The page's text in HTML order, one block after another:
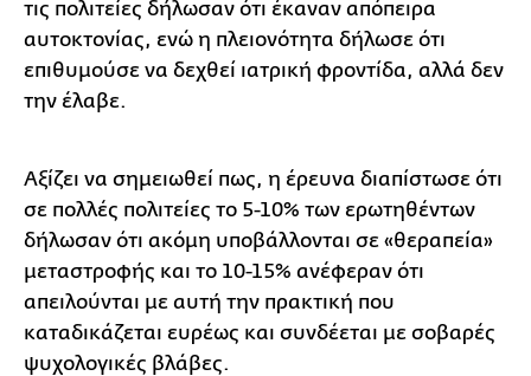
τις πολιτείες δήλωσαν ότι έκαναν απόπειρα
αυτοκτονίας, ενώ η πλειονότητα δήλωσε ότι
επιθυμούσε να δεχθεί ιατρική φροντίδα, αλλά δεν
την έλαβε.
Αξίζει να σημειωθεί πως, η έρευνα διαπίστωσε ότι
σε πολλές πολιτείες το 5-10% των ερωτηθέντων
δήλωσαν ότι ακόμη υποβάλλονται σε «θεραπεία»
μεταστροφής και το 10-15% ανέφεραν ότι
απειλούνται με αυτή την πρακτική που
καταδικάζεται ευρέως και συνδέεται με σοβαρές
ψυχολογικές βλάβες.